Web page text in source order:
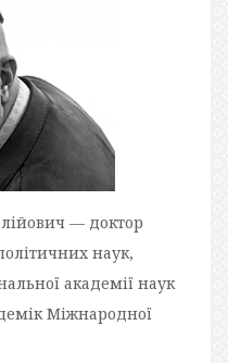
— доктор
наук,
академії наук
Міжнародної